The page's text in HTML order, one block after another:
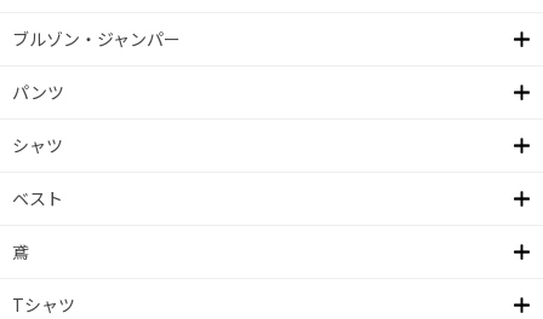
ブルゾン・ジャンパー
パンツ
シャツ
ベスト
鳶
Tシャツ